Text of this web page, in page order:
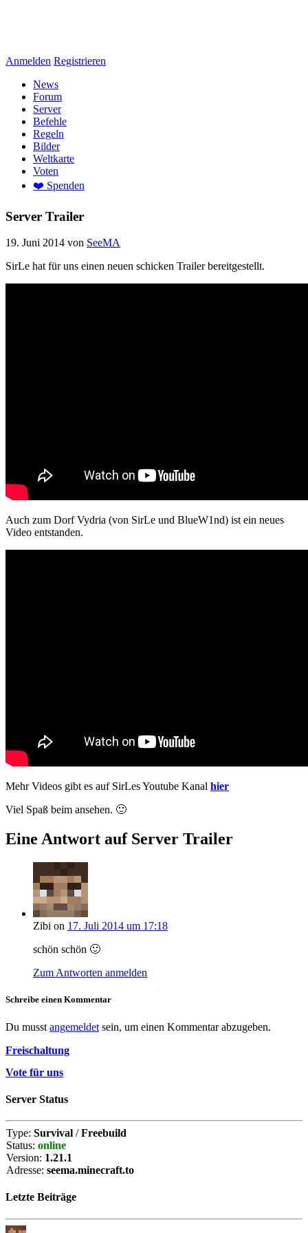
Anmelden Registrieren
News
Forum
Server
Befehle
Regeln
Bilder
Weltkarte
Voten
❤️ Spenden
Server Trailer
19. Juni 2014 von SeeMA
SirLe hat für uns einen neuen schicken Trailer bereitgestellt.
Auch zum Dorf Vydria (von SirLe und BlueW1nd) ist ein neues
Video entstanden.
Mehr Videos gibt es auf SirLes Youtube Kanal hier
Viel Spaß beim ansehen. 🙂
Eine Antwort auf Server Trailer
Zibi on 17. Juli 2014 um 17:18
schön schön 🙂
Zum Antworten anmelden
Schreibe einen Kommentar
Du musst angemeldet sein, um einen Kommentar abzugeben.
Freischaltung
Vote für uns
Server Status
Type: Survival /Freebuild
Status: online
Version: 1.21.1
Adresse: seema.minecraft.to
Letzte Beiträge